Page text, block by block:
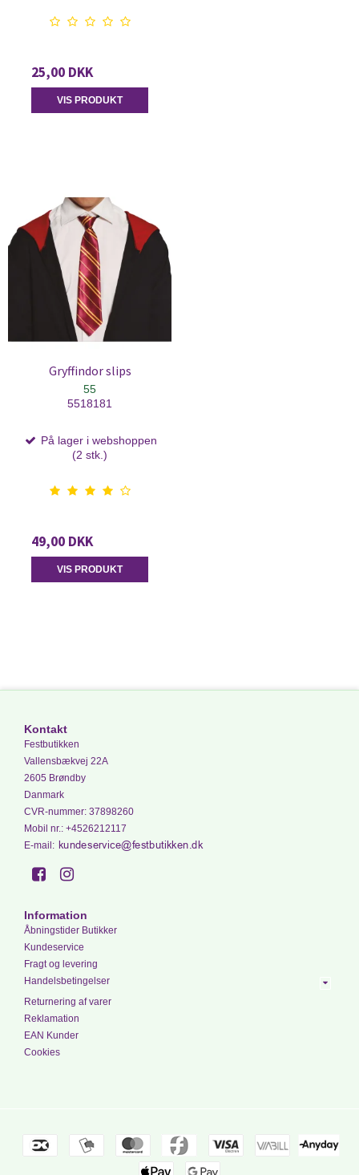
25,00 DKK
VIS PRODUKT
Gryffindor slips
55
5518181
På lager i webshoppen
(2 stk.)
49,00 DKK
VIS PRODUKT
Kontakt
Festbutikken
Vallensbækvej 22A
2605 Brøndby
Danmark
CVR-nummer: 37898260
Mobil nr.: +4526212117
E-mail :
Information
Åbningstider Butikker
Kundeservice
Fragt og levering
Handelsbetingelser
Returnering af varer
Reklamation
EAN Kunder
Cookies